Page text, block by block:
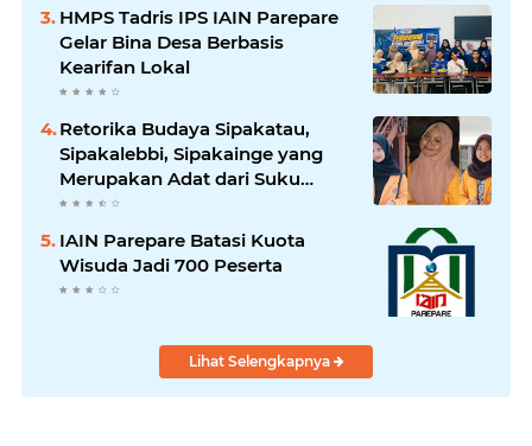
HMPS Tadris IPS IAIN Parepare
Gelar Bina Desa Berbasis
Kearifan Lokal
Retorika Budaya Sipakatau,
Sipakalebbi, Sipakainge yang
Merupakan Adat dari Suku
Bugis
IAIN Parepare Batasi Kuota
Wisuda Jadi 700 Peserta
Lihat Selengkapnya